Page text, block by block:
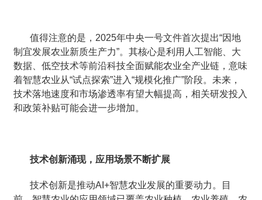
值得注意的是，2025年中央一号文件首次提出“因地
制宜发展农业新质生产力”。其核心是利用人工智能、大
数据、低空技术等前沿科技全面赋能农业全产业链，意味
着智慧农业从“试点探索”进入“规模化推广”阶段。未来，
技术落地速度和市场渗透率有望大幅提高，相关研发投入
和政策补贴可能会进一步增加。
技术创新涌现，应用场景不断扩展
技术创新是推动AI+智慧农业发展的重要动力。目